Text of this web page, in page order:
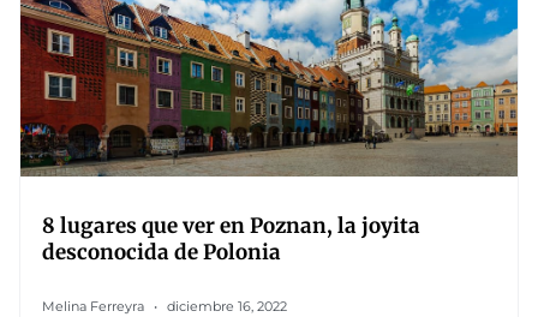
8 lugares que ver en Poznan, la joyita
desconocida de Polonia
Melina Ferreyra diciembre 16, 2022